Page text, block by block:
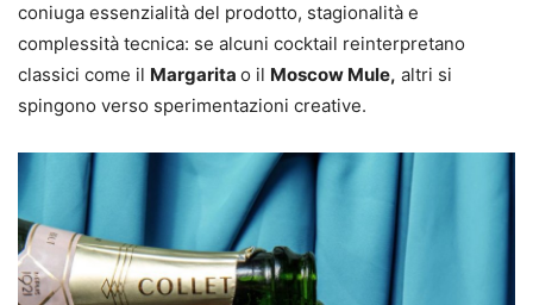
coniuga essenzialità del prodotto, stagionalità e
complessità tecnica: se alcuni cocktail reinterpretano
classici come il Margarita o il Moscow Mule, altri si
spingono verso sperimentazioni creative.